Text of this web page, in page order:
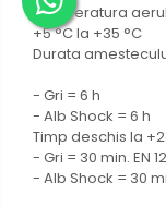
Temperatura
+5 °C la +35 °C
Durata
- Gri = 6 h
- Alb Shock = 6 h
Timp deschis la
- Gri = 30 min. EN
- Alb Shock = 30